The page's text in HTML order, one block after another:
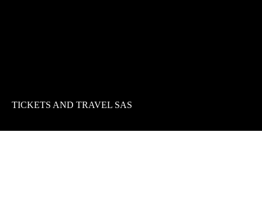
TICKETS AND TRAVEL SAS